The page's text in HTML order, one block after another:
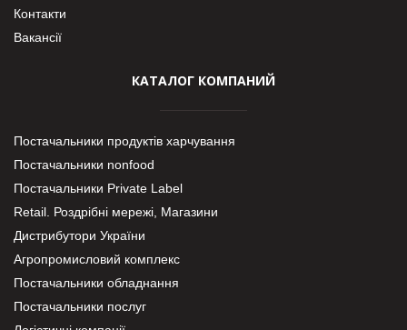
Контакти
Вакансії
КАТАЛОГ КОМПАНИЙ
Постачальники продуктів харчування
Постачальники nonfood
Постачальники Private Label
Retail. Роздрібні мережі, Магазини
Дистрибутори України
Агропромисловий комплекс
Постачальники обладнання
Постачальники послуг